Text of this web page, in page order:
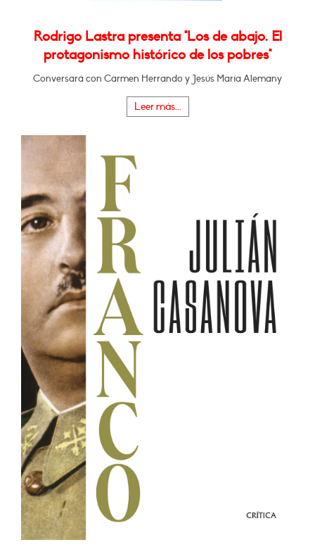
Rodrigo Lastra presenta "Los de abajo. El
protagonismo histórico de los pobres"
Conversará con Carmen Herrando y Jesús María Alemany
Leer más...